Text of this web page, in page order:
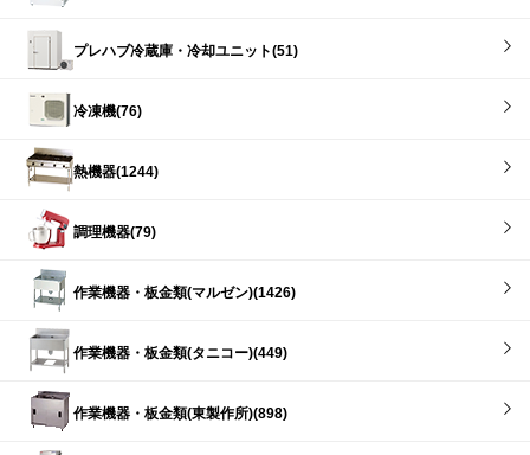
プレハブ冷蔵庫・冷却ユニット(51)
冷凍機(76)
熱機器(1244)
調理機器(79)
作業機器・板金類(マルゼン)(1426)
作業機器・板金類(タニコー)(449)
作業機器・板金類(東製作所)(898)